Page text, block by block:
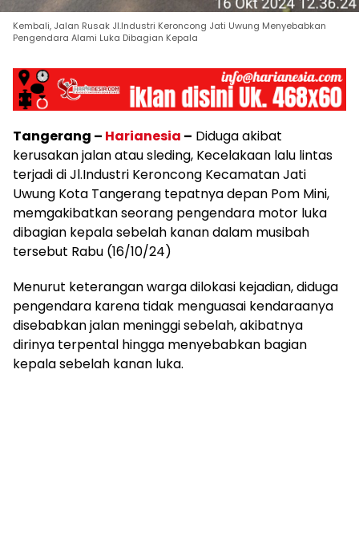
Kembali, Jalan Rusak Jl.Industri Keroncong Jati Uwung Menyebabkan
Pengendara Alami Luka Dibagian Kepala
Tangerang – Harianesia – Diduga akibat
kerusakan jalan atau sleding, Kecelakaan lalu lintas
terjadi di Jl.Industri Keroncong Kecamatan Jati
Uwung Kota Tangerang tepatnya depan Pom Mini,
memgakibatkan seorang pengendara motor luka
dibagian kepala sebelah kanan dalam musibah
tersebut Rabu (16/10/24)
Menurut keterangan warga dilokasi kejadian, diduga
pengendara karena tidak menguasai kendaraanya
disebabkan jalan meninggi sebelah, akibatnya
dirinya terpental hingga menyebabkan bagian
kepala sebelah kanan luka.